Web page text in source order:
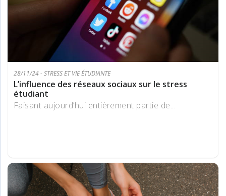
28/11/24 - STRESS ET VIE ÉTUDIANTE
L’influence des réseaux sociaux sur le stress
étudiant
Faisant aujourd’hui entièrement partie de...